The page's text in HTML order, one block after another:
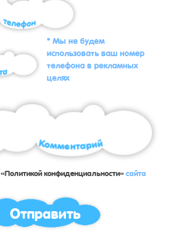
* Мы не будем
использовать ваш номер
телефона в рекламных
целях
«Политикой конфиденциальности»сайта
Отправить